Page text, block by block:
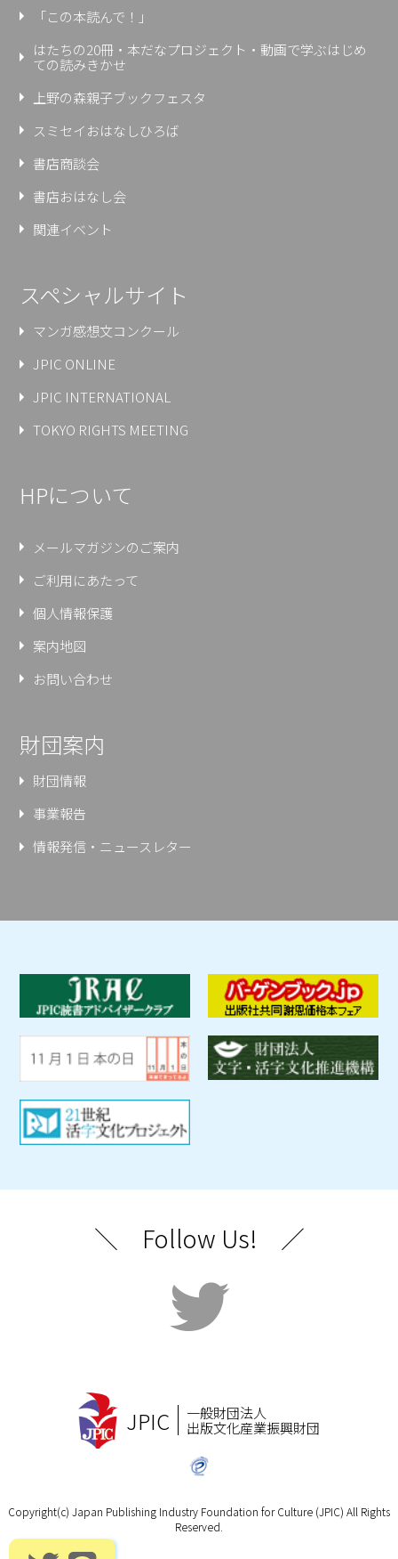
「この本読んで！」
はたちの20冊・本だなプロジェクト・動画で学ぶはじめ
ての読みきかせ
上野の森親⼦ブックフェスタ
スミセイおはなしひろば
書店商談会
書店おはなし会
関連イベント
スペシャルサイト
マンガ感想文コンクール
JPIC ONLINE
JPIC INTERNATIONAL
TOKYO RIGHTS MEETING
HPについて
メールマガジンのご案内
ご利用にあたって
個人情報保護
案内地図
お問い合わせ
財団案内
財団情報
事業報告
情報発信・ニュースレター
＼ Follow Us! ／
JPIC
一般財団法人
出版文化産業振興財団
Copyright(c) Japan Publishing Industry Foundation for Culture (JPIC) All Rights
Reserved.